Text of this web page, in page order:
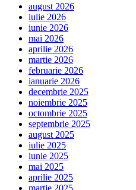
august 2026
iulie 2026
iunie 2026
mai 2026
aprilie 2026
martie 2026
februarie 2026
ianuarie 2026
decembrie 2025
noiembrie 2025
octombrie 2025
septembrie 2025
august 2025
iulie 2025
iunie 2025
mai 2025
aprilie 2025
martie 2025